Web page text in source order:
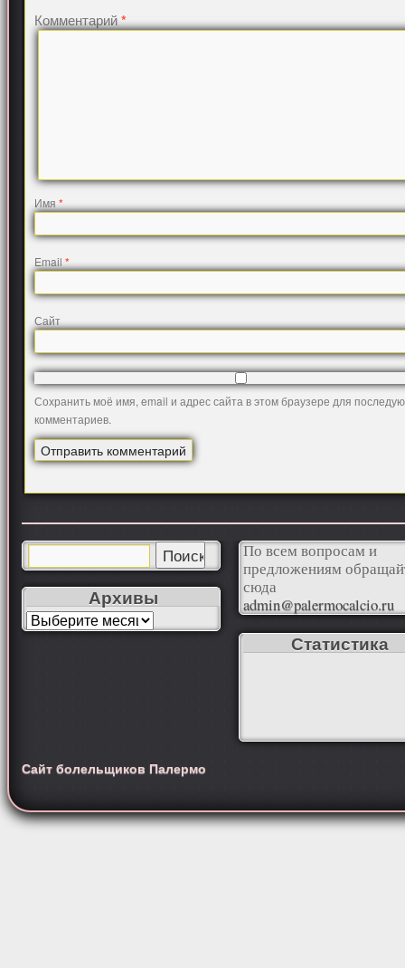
Комментарий*
Имя*
Email*
Сайт
Сохранить моё имя, email и адрес сайта в этом браузере для
комментариев.
Архивы
По всем вопросам и
предложениям
сюда
admin@palermocalcio.ru
Статистика
Сайт болельщиков Палермо